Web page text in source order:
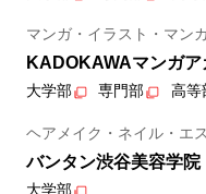
マンガ・イラスト・マン
KADOKAWAマンガア
大学部 専門部 高等
ヘアメイク・ネイル・エ
バンタン渋谷美容学院
大学部